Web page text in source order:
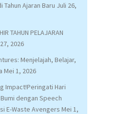
Tahun Ajaran Baru Juli 26,
TAHUN PELAJARAN
2026
Menjelajah, Belajar,
Mei 1, 2026
Impact!Peringati Hari
dengan Speech
E-Waste Avengers Mei 1,